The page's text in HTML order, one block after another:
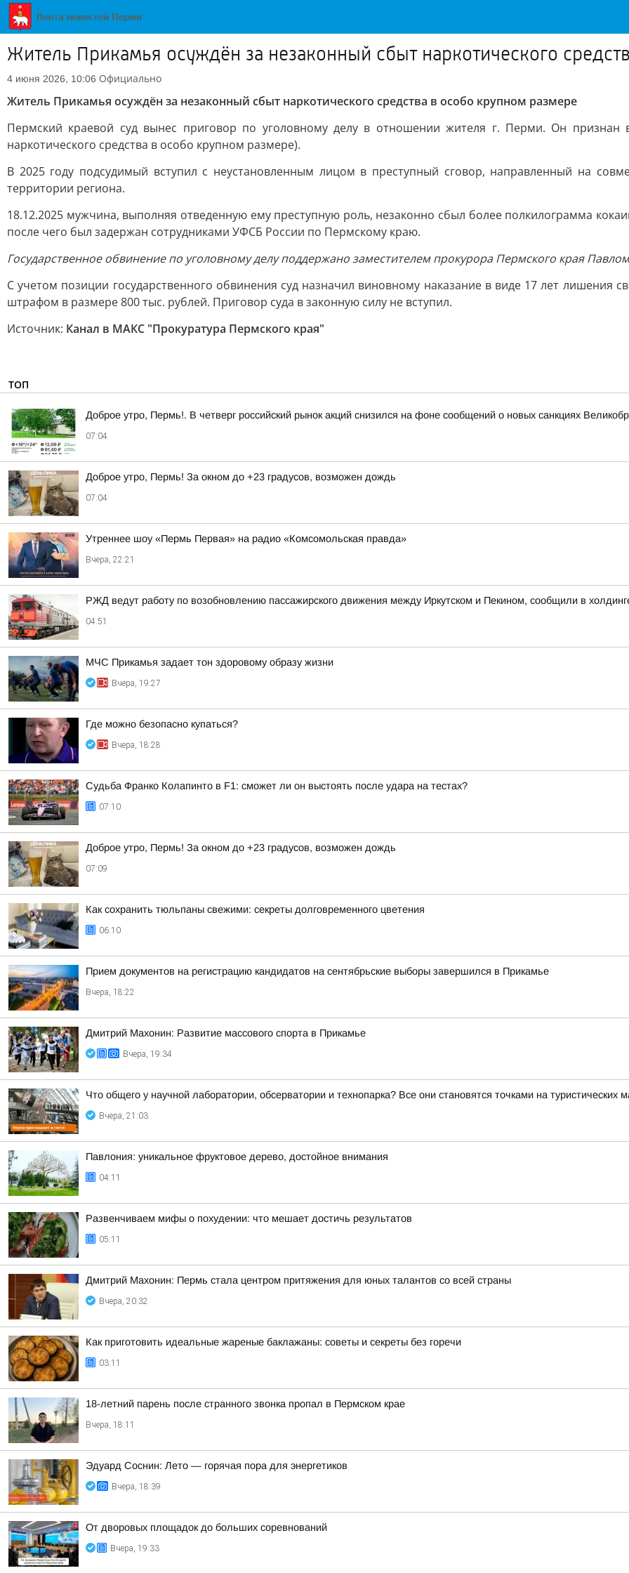
Житель Прикамья осуждён за незаконный сбыт наркотического
4 июня 2026, 10:06 Официально
Житель Прикамья осуждён за незаконный сбыт наркотического средства в особо крупном размере
Пермский краевой суд вынес приговор по уголовному делу в отношении жителя г. Перми. Он
наркотического средства в особо крупном размере).
В 2025 году подсудимый вступил с неустановленным лицом в преступный сговор, направленный на
территории региона.
18.12.2025 мужчина, выполняя отведенную ему преступную роль, незаконно сбыл более полкилограмма
после чего был задержан сотрудниками УФСБ России по Пермскому краю.
Государственное обвинение по уголовному делу поддержано заместителем прокурора Пермского края
С учетом позиции государственного обвинения суд назначил виновному наказание в виде 17 лет лишения
штрафом в размере 800 тыс. рублей. Приговор суда в законную силу не вступил.
Источник: Канал в МАКС "Прокуратура Пермского края"
ТОП
Доброе утро, Пермь!. В четверг российский рынок акций снизился на фоне сообщений о новых санкциях
07:04
Доброе утро, Пермь! За окном до +23 градусов, возможен дождь
07:04
Утреннее шоу «Пермь Первая» на радио «Комсомольская правда»
Вчера, 22:21
РЖД ведут работу по возобновлению пассажирского движения между Иркутском и Пекином, сообщили в
04:51
МЧС Прикамья задает тон здоровому образу жизни
Вчера, 19:27
Где можно безопасно купаться?
Вчера, 18:28
Судьба Франко Колапинто в F1: сможет ли он выстоять после удара на тестах?
07:10
Доброе утро, Пермь! За окном до +23 градусов, возможен дождь
07:09
Как сохранить тюльпаны свежими: секреты долговременного цветения
06:10
Прием документов на регистрацию кандидатов на сентябрьские выборы завершился в Прикамье
Вчера, 18:22
Дмитрий Махонин: Развитие массового спорта в Прикамье
Вчера, 19:34
Что общего у научной лаборатории, обсерватории и технопарка? Все они становятся точками на туристических
Вчера, 21:03
Павлония: уникальное фруктовое дерево, достойное внимания
04:11
Развенчиваем мифы о похудении: что мешает достичь результатов
05:11
Дмитрий Махонин: Пермь стала центром притяжения для юных талантов со всей страны
Вчера, 20:32
Как приготовить идеальные жареные баклажаны: советы и секреты без горечи
03:11
18-летний парень после странного звонка пропал в Пермском крае
Вчера, 18:11
Эдуард Соснин: Лето — горячая пора для энергетиков
Вчера, 18:39
От дворовых площадок до больших соревнований
Вчера, 19:33